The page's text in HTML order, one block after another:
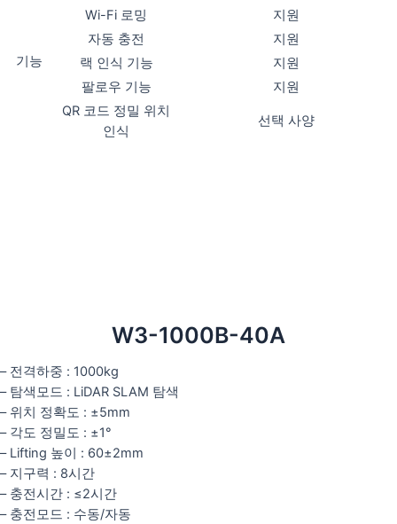
기능
Wi-Fi 로밍
지원
자동 충전
지원
랙 인식 기능
지원
팔로우 기능
지원
QR 코드 정밀 위치
인식
선택 사양
W3-1000B-40A
– 전격하중 : 1000kg
– 탐색모드 : LiDAR SLAM 탐색
– 위치 정확도 : ±5mm
– 각도 정밀도 : ±1°
– Lifting 높이 : 60±2mm
– 지구력 : 8시간
– 충전시간 : ≤2시간
– 충전모드 : 수동/자동